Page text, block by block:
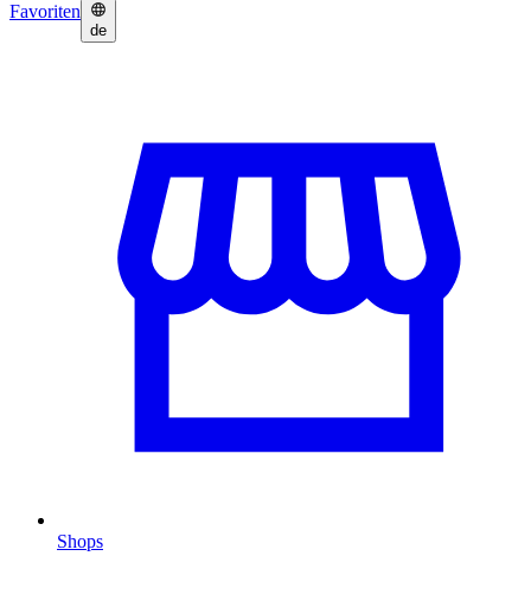
Favoriten
de
Shops